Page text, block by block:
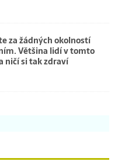
za žádných okolností
Většina lidí v tomto
ničí si tak zdraví